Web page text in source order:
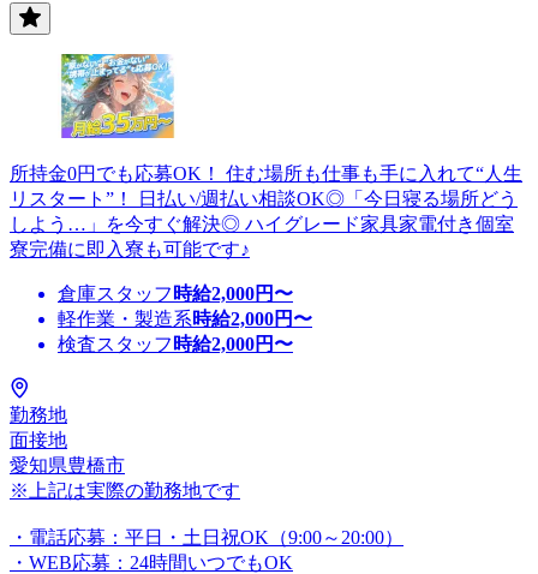
所持金0円でも応募OK！ 住む場所も仕事も手に入れて“人生
リスタート”！ 日払い/週払い相談OK◎「今日寝る場所どう
しよう…」を今すぐ解決◎ ハイグレード家具家電付き個室
寮完備に即入寮も可能です♪
倉庫スタッフ 時給2,000円〜
軽作業・製造系時給2,000円〜
検査スタッフ 時給2,000円〜
勤務地
面接地
愛知県豊橋市
※上記は実際の勤務地です
・電話応募：平日・土日祝OK（9:00～20:00）
・WEB応募：24時間いつでもOK